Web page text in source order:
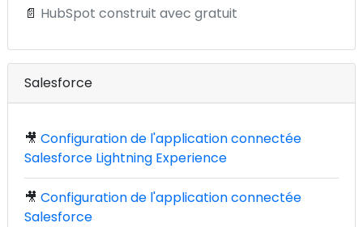
📄 HubSpot construit avec gratuit
Salesforce
🎥 Configuration de l'application connectée
Salesforce Lightning Experience
🎥 Configuration de l'application connectée
Salesforce